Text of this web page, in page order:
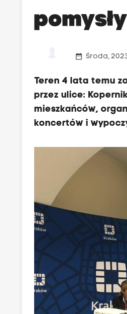
date_range Środa,
Teren 4 lata temu
przez ulice:
mieszkańców,
koncertów i